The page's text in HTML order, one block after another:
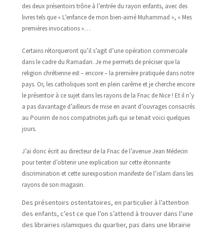
des deux présentoirs trône à l’entrée du rayon enfants, avec des
livres tels que « L’enfance de mon bien-aimé Muhammad », « Mes
premières invocations »…
Certains rétorqueront qu’il s’agit d’une opération commerciale
dans le cadre du Ramadan. Je me permets de préciser que la
religion chrétienne est – encore – la première pratiquée dans notre
pays. Or, les catholiques sont en plein carême et je cherche encore
le présentoir à ce sujet dans les rayons de la Fnac de Nice ! Et il n’y
a pas davantage d’ailleurs de mise en avant d’ouvrages consacrés
au Pourim de nos compatriotes juifs qui se tenait voici quelques
jours.
J’ai donc écrit au directeur de la Fnac de l’avenue Jean Médecin
pour tenter d’obtenir une explication sur cette étonnante
discrimination et cette surexposition manifeste de l’islam dans les
rayons de son magasin.
Des présentoirs ostentatoires, en particulier à l’attention
des enfants, c’est ce que l’on s’attend à trouver dans l’une
des librairies islamiques du quartier, pas dans une librairie